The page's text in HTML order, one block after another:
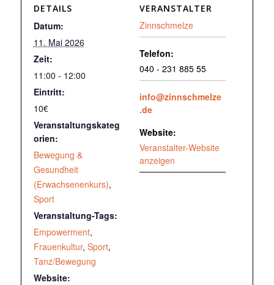
DETAILS
Datum:
11. Mai 2026
Zeit:
11:00 - 12:00
Eintritt:
10€
Veranstaltungskateg
orien:
Bewegung &
Gesundheit
(Erwachsenenkurs),
Sport
Veranstaltung-Tags:
Empowerment,
Frauenkultur, Sport,
Tanz/Bewegung
Website:
VERANSTALTER
Zinnschmelze
Telefon:
040 - 231 885 55
info@zinnschmelze
.de
Website:
Veranstalter-Website
anzeigen